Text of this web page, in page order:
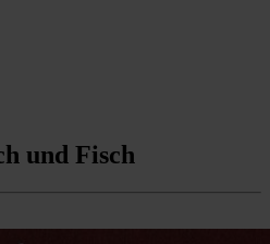
und Fisch